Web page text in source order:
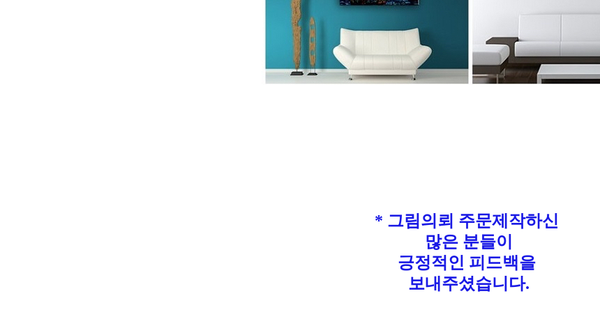
* 그림의뢰 주문제작하신
많은 분들이
긍정적인 피드백을
보내주셨습니다.